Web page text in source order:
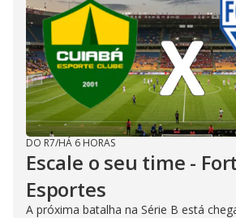
DO R7/HÁ 6 HORAS
Escale o seu time -
Esportes
A próxima batalha na Série B está